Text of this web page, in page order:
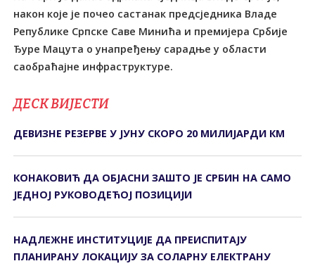
након које је почео састанак предсједника Владе
Републике Српске Саве Минића и премијера Србије
Ђуре Мацута о унапређењу сарадње у области
саобраћајне инфраструктуре.
ДЕСК ВИЈЕСТИ
ДЕВИЗНЕ РЕЗЕРВЕ У ЈУНУ СКОРО 20 МИЛИЈАРДИ КМ
КОНАКОВИЋ ДА ОБЈАСНИ ЗАШТО ЈЕ СРБИН НА САМО
ЈЕДНОЈ РУКОВОДЕЋОЈ ПОЗИЦИЈИ
НАДЛЕЖНЕ ИНСТИТУЦИЈЕ ДА ПРЕИСПИТАЈУ
ПЛАНИРАНУ ЛОКАЦИЈУ ЗА СОЛАРНУ ЕЛЕКТРАНУ